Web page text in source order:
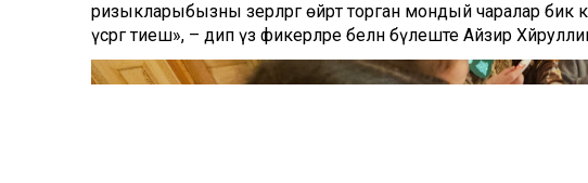
ризыкларыбызны әзерләргә өйрәтә торган мондый чаралар
үсәргә тиеш», – дип үз фикерләре белән бүлеште Айзирә